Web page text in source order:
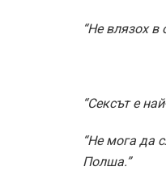
“Не влязох
“Сексът е
“Не мога да
Полша.”